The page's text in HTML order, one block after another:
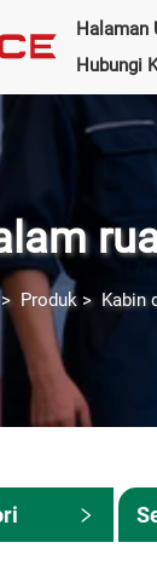
Halaman
Hubungi
> Produk > Kabin